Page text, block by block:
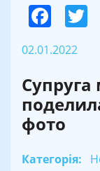
02.01.2022
фото
Категорія: